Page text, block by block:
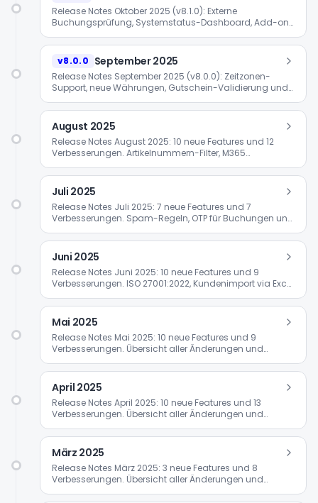
Release Notes Oktober 2025 (v8.1.0): Externe
Buchungsprüfung, Systemstatus-Dashboard, Add-ons
v8.0.0 September 2025
Release Notes September 2025 (v8.0.0): Zeitzonen-
Support, neue Währungen, Gutschein-Validierung und
August 2025
Release Notes August 2025: 10 neue Features und 12
Verbesserungen. Artikelnummern-Filter, M365
Juli 2025
Release Notes Juli 2025: 7 neue Features und 7
Verbesserungen. Spam-Regeln, OTP für Buchungen und
Juni 2025
Release Notes Juni 2025: 10 neue Features und 9
Verbesserungen. ISO 27001:2022, Kundenimport via Excel
Mai 2025
Release Notes Mai 2025: 10 neue Features und 9
Verbesserungen. Übersicht aller Änderungen und
April 2025
Release Notes April 2025: 10 neue Features und 13
Verbesserungen. Übersicht aller Änderungen und
März 2025
Release Notes März 2025: 3 neue Features und 8
Verbesserungen. Übersicht aller Änderungen und